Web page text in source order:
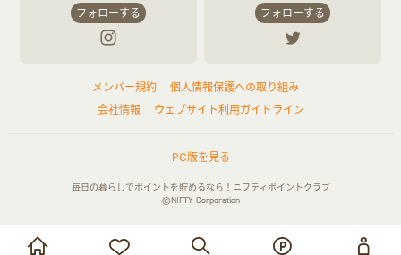
お買い物・サービス利用で貯める
フォローする フォローする
メンバー規約
個人情報保護への取り組み
会社情報
ウェブサイト利用ガイドライン
PC版を見る
毎日の暮らしでポイントを貯めるなら！ニフティポイントクラブ
©NIFTY Corporation